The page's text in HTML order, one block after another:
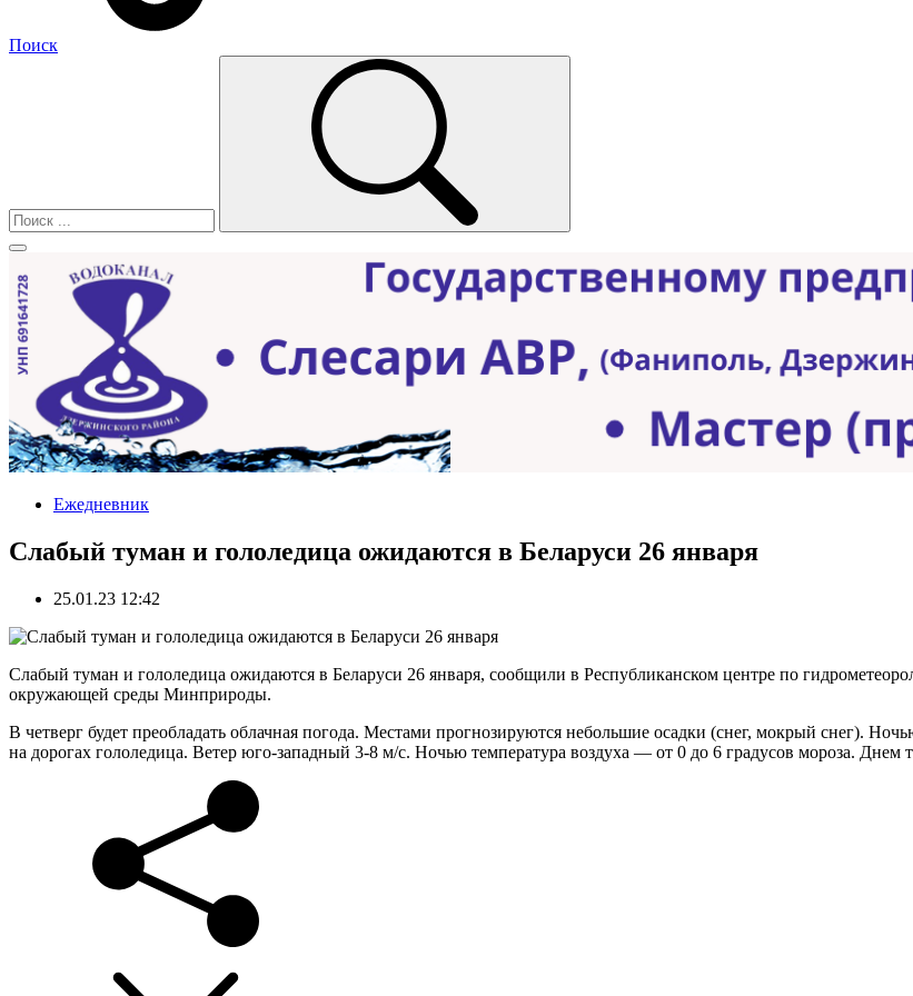
Поиск
Ежедневник
Слабый туман и гололедица ожидаются в Беларуси 26 января
25.01.23 12:42
Слабый туман и гололедица ожидаются в Беларуси 26 января, сообщили в Республиканском центре по
окружающей среды Минприроды.
В четверг будет преобладать облачная погода. Местами прогнозируются небольшие осадки (снег, мокрый снег).
на дорогах гололедица. Ветер юго-западный 3-8 м/с. Ночью температура воздуха — от 0 до 6 градусов мороза. Днем